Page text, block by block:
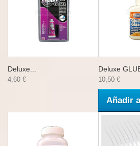
Deluxe...
4,60 €
Deluxe
10,50 €
Añadir